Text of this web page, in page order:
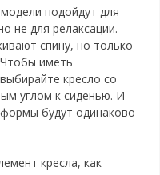
подойдут для
не для релаксации.
спину, но только
иметь
кресло со
углом к сиденью. И
будут одинаково
кресла, как